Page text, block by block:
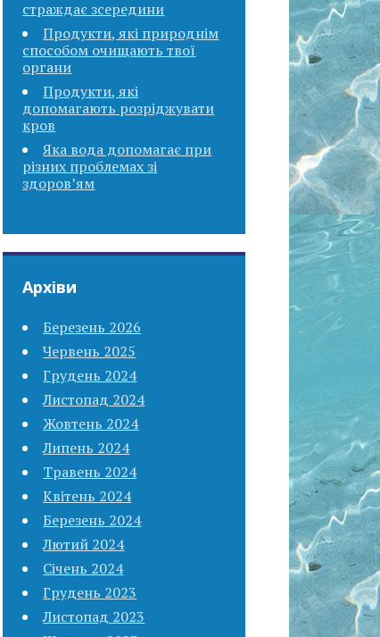
страждає зсередини
Продукти, які природнім
способом очищають твої
органи
Продукти, які
допомагають розріджувати
кров
Яка вода допомагає при
різних проблемах зі
здоров’ям
Архіви
Березень 2026
Червень 2025
Грудень 2024
Листопад 2024
Жовтень 2024
Липень 2024
Травень 2024
Квітень 2024
Березень 2024
Лютий 2024
Січень 2024
Грудень 2023
Листопад 2023